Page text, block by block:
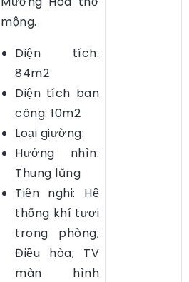
mộng.
Diện tích:
84m2
Diện tích ban
công: 10m2
Loại giường:
Hướng nhìn:
Thung lũng
Tiện nghi: Hệ
thống khí tươi
trong phòng;
Điều hòa; TV
màn hình